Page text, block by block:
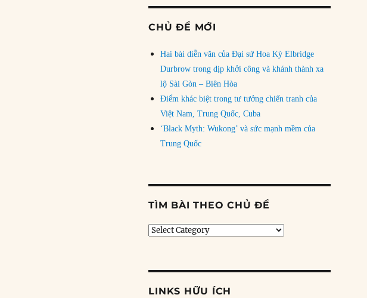
CHỦ ĐỀ MỚI
Hai bài diễn văn của Đại sứ Hoa Kỳ Elbridge
Durbrow trong dịp khởi công và khánh thành xa
lộ Sài Gòn – Biên Hòa
Điểm khác biệt trong tư tưởng chiến tranh của
Việt Nam, Trung Quốc, Cuba
‘Black Myth: Wukong’ và sức mạnh mềm của
Trung Quốc
TÌM BÀI THEO CHỦ ĐỀ
Tìm
chủ
LINKS HỮU ÍCH